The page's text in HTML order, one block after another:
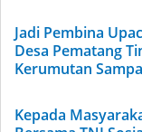
Jadi Pembina
Desa Pematang
Kerumutan
Kepada